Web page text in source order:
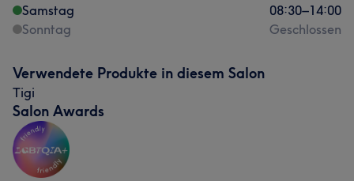
Samstag
08:30–14:00
Sonntag
Geschlossen
Verwendete Produkte in diesem Salon
Tigi
Salon Awards